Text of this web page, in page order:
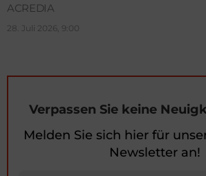
ACREDIA
28. Juli 2026, 9:00
Verpassen Sie keine
Melden Sie sich hier für
Newsletter an!